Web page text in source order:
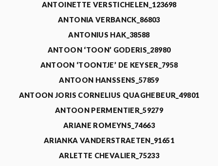
ANTOINETTE VERSTICHELEN_123698
ANTONIA VERBANCK_86803
ANTONIUS HAK_38588
ANTOON ‘TOON’ GODERIS_28980
ANTOON ‘TOONTJE’ DE KEYSER_7958
ANTOON HANSSENS_57859
ANTOON JORIS CORNELIUS QUAGHEBEUR_49801
ANTOON PERMENTIER_59279
ARIANE ROMEYNS_74663
ARIANKA VANDERSTRAETEN_91651
ARLETTE CHEVALIER_75233